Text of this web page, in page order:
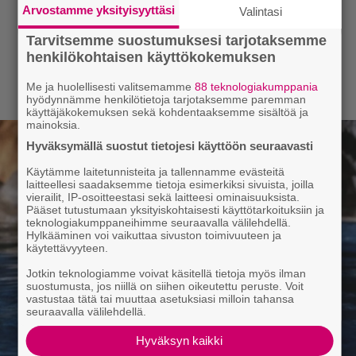
Arvostamme yksityisyyttäsi Valintasi
Tarvitsemme suostumuksesi tarjotaksemme
henkilökohtaisen käyttökokemuksen
Me ja huolellisesti valitsemamme 88 teknologiakumppania
hyödynnämme henkilötietoja tarjotaksemme paremman
käyttäjäkokemuksen sekä kohdentaaksemme sisältöä ja
mainoksia.
Hyväksymällä suostut tietojesi käyttöön seuraavasti
Käytämme laitetunnisteita ja tallennamme evästeitä
laitteellesi saadaksemme tietoja esimerkiksi sivuista, joilla
vierailit, IP-osoitteestasi sekä laitteesi ominaisuuksista.
Pääset tutustumaan yksityiskohtaisesti käyttötarkoituksiin ja
teknologiakumppaneihimme seuraavalla välilehdellä.
Hylkääminen voi vaikuttaa sivuston toimivuuteen ja
käytettävyyteen.
Jotkin teknologiamme voivat käsitellä tietoja myös ilman
suostumusta, jos niillä on siihen oikeutettu peruste. Voit
vastustaa tätä tai muuttaa asetuksiasi milloin tahansa
seuraavalla välilehdellä.
Hyväksyn kaikki